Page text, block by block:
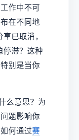
作中不可
在不同地
已取消，
停滞？这种
别是当你
么意思？为
题影响你
何通过赛